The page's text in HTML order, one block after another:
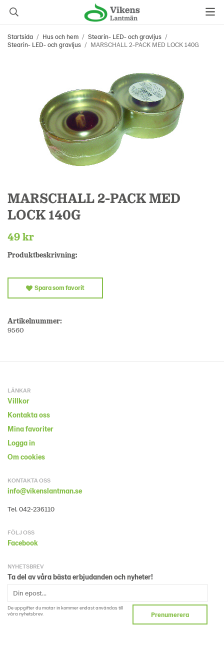
Startsida / Hus och hem / Stearin- LED- och gravljus /
Stearin- LED- och gravljus / MARSCHALL 2-PACK MED LOCK 140G
MARSCHALL 2-PACK MED
LOCK 140G
49 kr
Produktbeskrivning:
Spara som favorit
Artikelnummer:
9560
LÄNKAR
Villkor
Kontakta oss
Mina favoriter
Logga in
Om cookies
KONTAKTA OSS
info@vikenslantman.se
Tel. 042-236110
FÖLJ OSS
Facebook
NYHETSBREV
Ta del av våra bästa erbjudanden och nyheter!
De uppgifter du matar in kommer endast användas till
våra nyhetsbrev.
Prenumerera